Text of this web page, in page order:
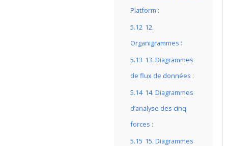
Platform :
5.12 12.
Organigrammes :
5.13 13. Diagrammes
de flux de données :
5.14 14. Diagrammes
d’analyse des cinq
forces :
5.15 15. Diagrammes